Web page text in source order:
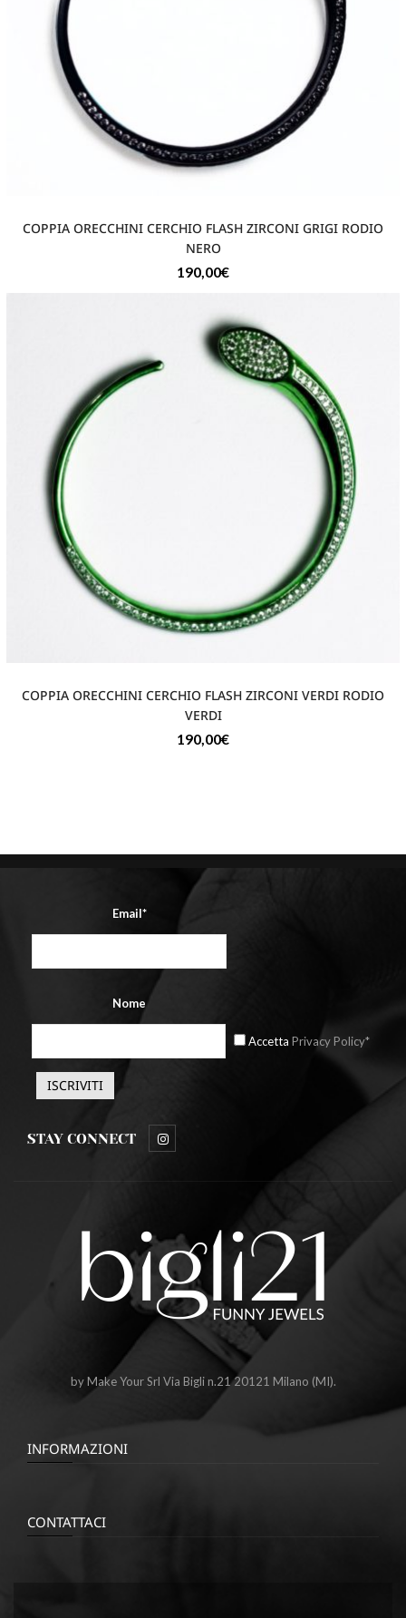
COPPIA ORECCHINI CERCHIO FLASH ZIRCONI GRIGI RODIO
NERO
190,00€
COPPIA ORECCHINI CERCHIO FLASH ZIRCONI VERDI RODIO
VERDI
190,00€
Email*
Nome
Accetta Privacy Policy*
STAY CONNECT
by Make Your Srl Via Bigli n.21 20121 Milano (MI).
INFORMAZIONI
CONTATTACI